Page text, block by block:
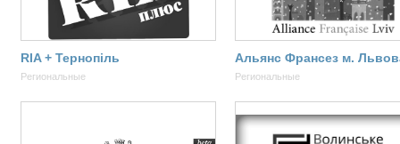
RIA + Тернопіль
Региональные
Альянс Франсез м.
Региональные